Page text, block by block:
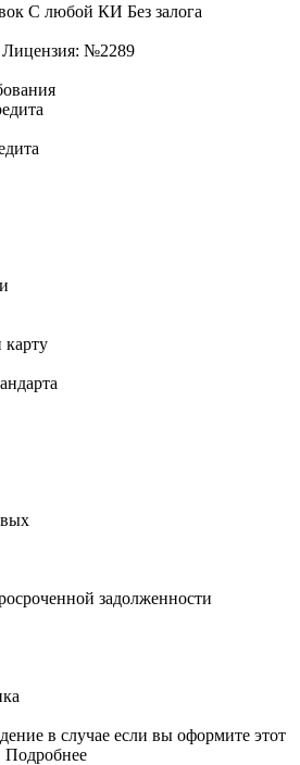
С любой КИ Без залога
Лицензия: №2289
карту
задолженности
в случае если вы оформите этот
Подробнее